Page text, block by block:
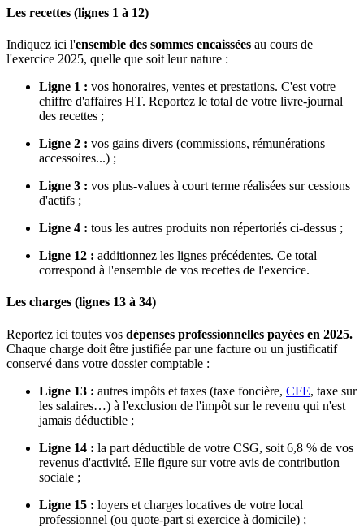
Les recettes (lignes 1 à 12)
Indiquez ici l'ensemble des sommes encaissées au cours de
l'exercice 2025, quelle que soit leur nature :
Ligne 1 : vos honoraires, ventes et prestations. C'est votre
chiffre d'affaires HT. Reportez le total de votre livre-journal
des recettes ;
Ligne 2 : vos gains divers (commissions, rémunérations
accessoires...) ;
Ligne 3 : vos plus-values à court terme réalisées sur cessions
d'actifs ;
Ligne 4 : tous les autres produits non répertoriés ci-dessus ;
Ligne 12 : additionnez les lignes précédentes. Ce total
correspond à l'ensemble de vos recettes de l'exercice.
Les charges (lignes 13 à 34)
Reportez ici toutes vos dépenses professionnelles payées en 2025.
Chaque charge doit être justifiée par une facture ou un justificatif
conservé dans votre dossier comptable :
Ligne 13 : autres impôts et taxes (taxe foncière, CFE, taxe sur
les salaires…) à l'exclusion de l'impôt sur le revenu qui n'est
jamais déductible ;
Ligne 14 : la part déductible de votre CSG, soit 6,8 % de vos
revenus d'activité. Elle figure sur votre avis de contribution
sociale ;
Ligne 15 : loyers et charges locatives de votre local
professionnel (ou quote-part si exercice à domicile) ;